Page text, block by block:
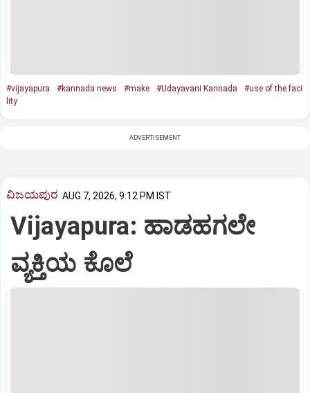
#vijayapura #kannada news #make #Udayavani Kannada
#use of the faci
lity
ADVERTISEMENT
ವಿಜಯಪುರ AUG 7, 2026, 9:12 PM IST
Vijayapura: ಹಾಡಹಗಲೇ
ವ್ಯಕ್ತಿಯ ಕೊಲೆ